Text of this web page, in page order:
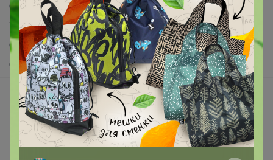
Самое выгодное
Хиты продаж
Самое желанное
Самое быстрое
Начать зарабатывать с 24-ok
Picabox.ru - Лучшее место для ваших изображений
Розыгрыш - Генератор случайных чисел